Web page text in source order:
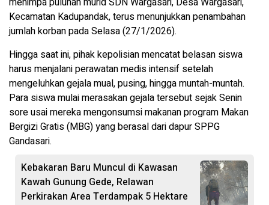
Kecamatan Kadupandak, terus menunjukkan penambahan
jumlah korban pada Selasa (27/1/2026).
Hingga saat ini, pihak kepolisian mencatat belasan siswa
harus menjalani perawatan medis intensif setelah
mengeluhkan gejala mual, pusing, hingga muntah-muntah.
Para siswa mulai merasakan gejala tersebut sejak Senin
sore usai mereka mengonsumsi makanan program Makan
Bergizi Gratis (MBG) yang berasal dari dapur SPPG
Gandasari.
Kebakaran Baru Muncul di Kawasan
Kawah Gunung Gede, Relawan
Perkirakan Area Terdampak 5 Hektare